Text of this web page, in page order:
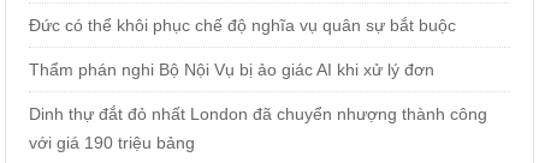
Đức có thể khôi phục chế độ nghĩa vụ quân sự bắt buộc
Thẩm phán nghi Bộ Nội Vụ bị ảo giác AI khi xử lý đơn
Dinh thự đắt đỏ nhất London đã chuyển nhượng thành công
với giá 190 triệu bảng